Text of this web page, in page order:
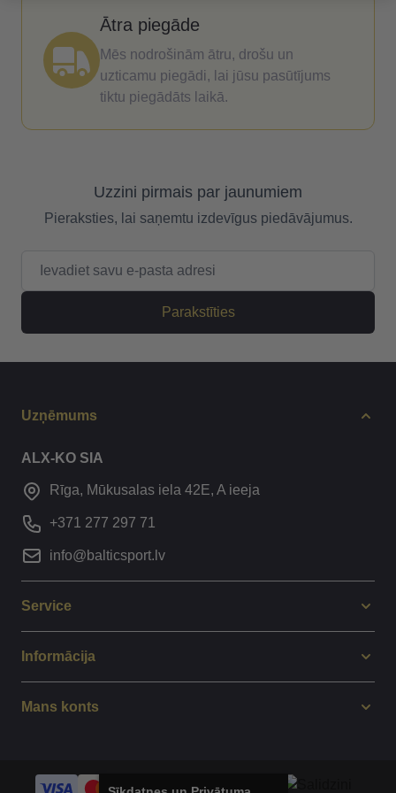
Ātra piegāde
Mēs nodrošinām ātru, drošu un
uzticamu piegādi, lai jūsu pasūtījums
tiktu piegādāts laikā.
Uzzini pirmais par jaunumiem
Pieraksties, lai saņemtu izdevīgus piedāvājumus.
Parakstīties
Uzņēmums
ALX-KO SIA
Rīga, Mūkusalas iela 42E, A ieeja
+371 277 297 71
info@balticsport.lv
Service
Informācija
Mans konts